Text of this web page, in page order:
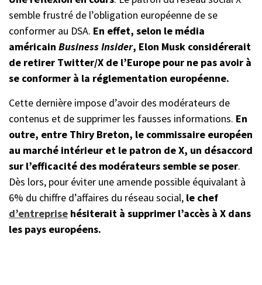
semble frustré de l’obligation européenne de se
conformer au DSA. En effet, selon le média
américain Business Insider, Elon Musk considérerait
de retirer Twitter/X de l’Europe pour ne pas avoir à
se conformer à la réglementation européenne.
Cette dernière impose d’avoir des modérateurs de
contenus et de supprimer les fausses informations. En
outre, entre Thiry Breton, le commissaire européen
au marché intérieur et le patron de X, un désaccord
sur l’efficacité des modérateurs semble se poser.
Dès lors, pour éviter une amende possible équivalant à
6% du chiffre d’affaires du réseau social, le chef
d’entreprise hésiterait à supprimer l’accès à X dans
les pays européens.